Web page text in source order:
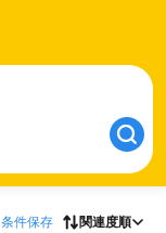
条件保存 関連度順